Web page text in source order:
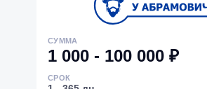
СУММА
1 000 - 100 000 ₽
СРОК